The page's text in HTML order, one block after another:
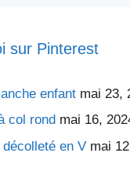
sur Pinterest
enfant mai 23,
col rond mai 16,
en V mai